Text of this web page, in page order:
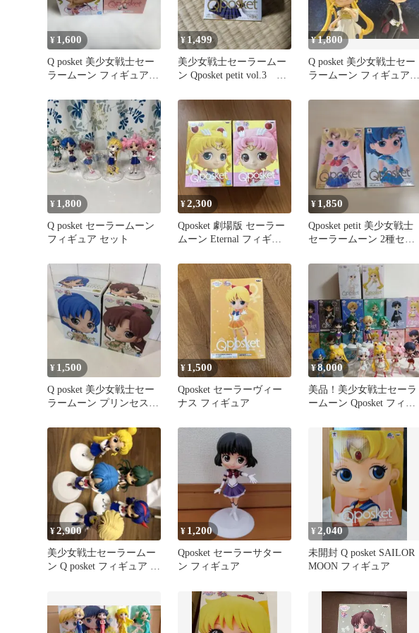
¥ 1,600
Q posket 美少女戦士セー
ラームーン フィギュア 2
¥1,499
美少女戦士セーラームー
ン Qposket petit vol.3 ウ
¥1,800
Q posket 美少女戦士セー
ラームーン フィギュア 2
¥ 1,800
Q posket セーラームーン
フィギュア セット
¥2,300
Qposket 劇場版 セーラー
ムーン Eternal フィギュ
¥ 1,850
Qposket petit 美少女戦士
セーラームーン 2種セッ
¥ 1,500
Q posket 美少女戦士セー
ラームーン プリンセス 2
¥ 1,500
Qposket セーラーヴィー
ナス フィギュア
¥8,000
美品！美少女戦士セーラ
ームーン Qposket フィギ
¥2,900
美少女戦士セーラームー
ン Q posket フィギュア 5
¥ 1,200
Qposket セーラーサター
ン フィギュア
¥2,040
未開封 Q posket SAILOR
MOON フィギュア